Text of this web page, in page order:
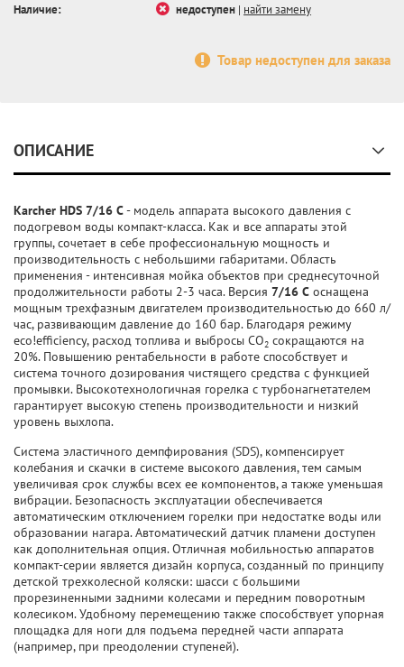
Наличие:
недоступен | найти замену
Товар недоступен для заказа
ОПИСАНИЕ
Karcher HDS 7/16 C- модель аппарата высокого давления с
подогревом воды компакт-класса. Как и все аппараты этой
группы, сочетает в себе профессиональную мощность и
производительность с небольшими габаритами. Область
применения - интенсивная мойка объектов при среднесуточной
продолжительности работы 2-3 часа. Версия 7/16 С оснащена
мощным трехфазным двигателем производительностью до 660 л/
час, развивающим давление до 160 бар. Благодаря режиму
eco!efficiency, расход топлива и выбросы CO2 сокращаются на
20%. Повышению рентабельности в работе способствует и
система точного дозирования чистящего средства с функцией
промывки. Высокотехнологичная горелка с турбонагнетателем
гарантирует высокую степень производительности и низкий
уровень выхлопа.
Система эластичного демпфирования (SDS), компенсирует
колебания и скачки в системе высокого давления, тем самым
увеличивая срок службы всех ее компонентов, а также уменьшая
вибрации. Безопасность эксплуатации обеспечивается
автоматическим отключением горелки при недостатке воды или
образовании нагара. Автоматический датчик пламени доступен
как дополнительная опция. Отличная мобильностью аппаратов
компакт-серии является дизайн корпуса, созданный по принципу
детской трехколесной коляски: шасси с большими
прорезиненными задними колесами и передним поворотным
колесиком. Удобному перемещению также способствует упорная
площадка для ноги для подъема передней части аппарата
(например, при преодолении ступеней).